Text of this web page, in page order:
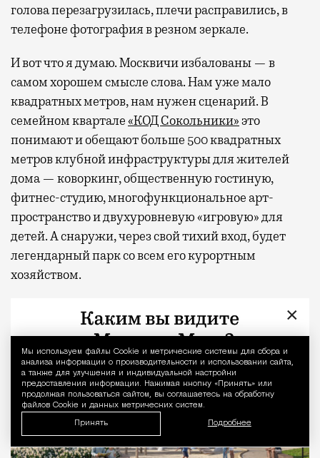
Уведомление
Мы используем файлы Сookie и метрические системы для сбора и
анализа информации о производительности и использовании сайта,
а также для улучшения и индивидуальной настройки
предоставления информации. Нажимая кнопку «Принять» или
продолжая пользоваться сайтом, вы соглашаетесь на обработку
файлов Cookie и данных метрических систем.
Принять Подробнее
голова перезагрузилась, плечи расправились, в
телефоне фотография в резном зеркале.
И вот что я думаю. Москвичи избалованы — в
самом хорошем смысле слова. Нам уже мало
квадратных метров, нам нужен сценарий. В
семейном квартале«КОД Сокольники»это
понимают и обещают больше 500 квадратных
метров клубной инфраструктуры для жителей
дома — коворкинг, общественную гостиную,
фитнес-студию, многофункциональное арт-
пространство и двухуровневую «игровую» для
детей. А снаружи, через свой тихий вход, будет
легендарный парк со всем его курортным
хозяйством.
×